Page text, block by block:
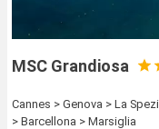
MSC Grandiosa
Cannes > Genova > La
> Barcellona > Marsiglia